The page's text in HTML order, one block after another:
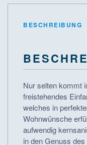
BESCHREIBUNG
Nur selten kommt
freistehendes
welches in
Wohnwünsche
aufwendig
in den Genuss